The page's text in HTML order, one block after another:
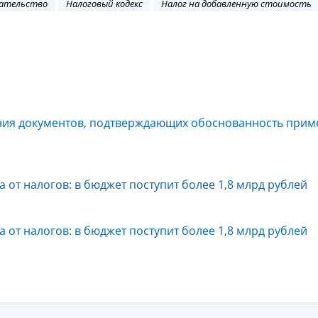
Налоговый кодекс Налог на добавленную стоимость
документов, подтверждающих обоснованность
налогов: в бюджет поступит более 1,8 млрд рублей
налогов: в бюджет поступит более 1,8 млрд рублей